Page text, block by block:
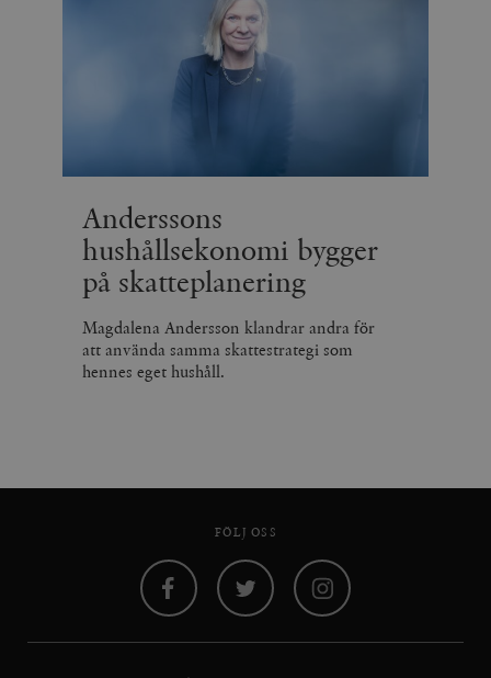
Anderssons
hushållsekonomi bygger
på skatteplanering
Magdalena Andersson klandrar andra för
att använda samma skattestrategi som
hennes eget hushåll.
FÖLJ OSS